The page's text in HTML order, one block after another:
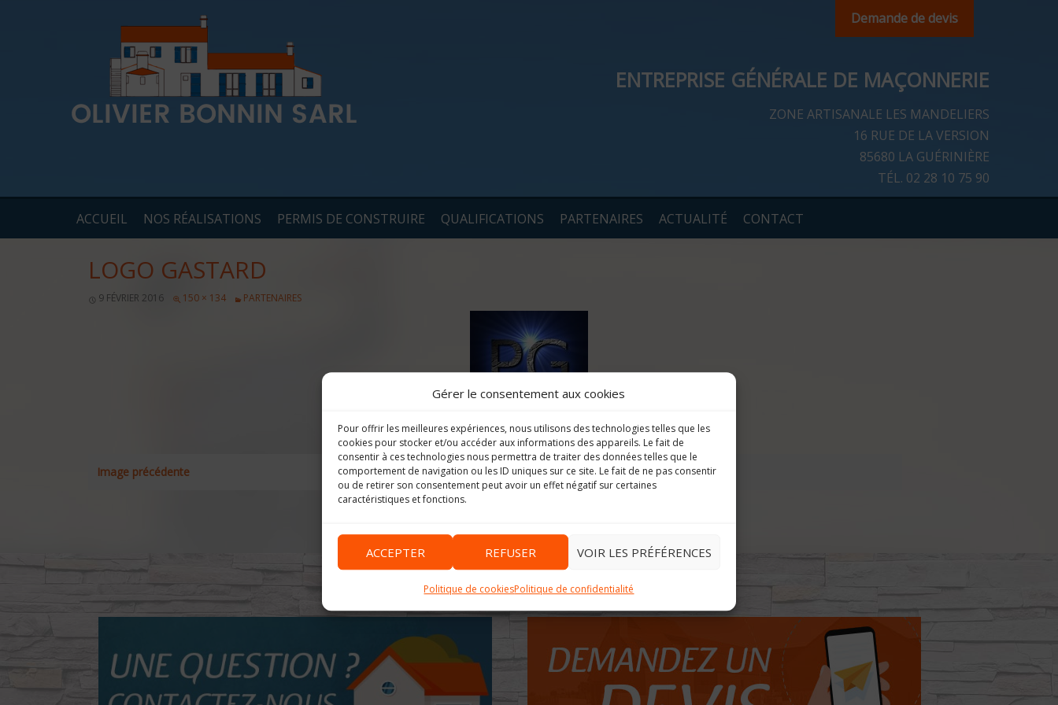
Gérer le consentement aux cookies
Pour offrir les meilleures expériences, nous utilisons des technologies telles que les
cookies pour stocker et/ou accéder aux informations des appareils. Le fait de
consentir à ces technologies nous permettra de traiter des données telles que le
comportement de navigation ou les ID uniques sur ce site. Le fait de ne pas consentir
ou de retirer son consentement peut avoir un effet négatif sur certaines
caractéristiques et fonctions.
ACCEPTER REFUSER VOIR LES PRÉFÉRENCES
Politique de cookiesPolitique de confidentialité
Demande de devis
ENTREPRISE GÉNÉRALE DE MAÇONNERIE
ZONE ARTISANALE LES MANDELIERS
16 RUE DE LA VERSION
85680 LA GUÉRINIÈRE
TÉL. 02 28 10 75 90
ACCUEIL NOS RÉALISATIONS PERMIS DE CONSTRUIRE QUALIFICATIONS PARTENAIRES ACTUALITÉ CONTACT
LOGO GASTARD
9 FÉVRIER 2016 150 × 134 PARTENAIRES
Image précédente Image suivante